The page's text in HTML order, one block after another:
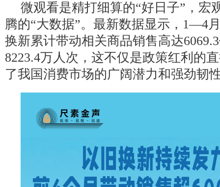
微观看是精打细算的“好日子”，宏
腾的“大数据”。最新数据显示，1—4
换新累计带动相关商品销售高达
8223.4万人次，这不仅是政策红利的
了我国消费市场的广阔潜力和强劲韧